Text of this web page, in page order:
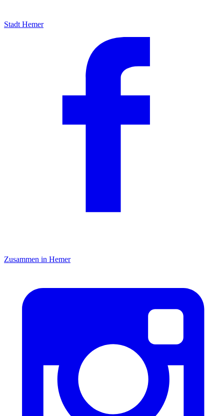
Stadt Hemer
Zusammen in Hemer